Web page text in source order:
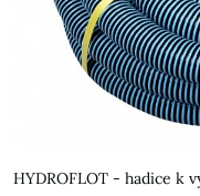
HYDROFLOT - hadice k